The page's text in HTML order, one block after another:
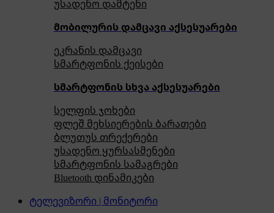
უსადენო დამტენი
მობილურის დამცავი აქსესუარები
ეკრანის დამცავი
სმარტფონის ქეისები
სმარტფონის სხვა აქსესუარები
სელფის ჯოხები
ფლეშ მეხსიერების ბარათები
ბლუთუს თრექერები
უსადენო ყურსასმენები
სმარტფონის სამაგრები
Bluetooth დინამიკები
ტელევიზორი | მონიტორი